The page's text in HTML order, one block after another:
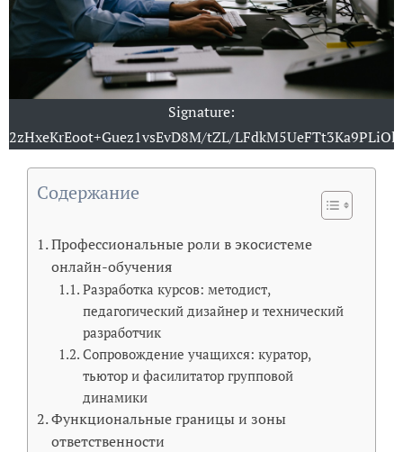
Signature:
2zHxeKrEoot+Guez1vsEvD8M/tZL/
Содержание
Профессиональные роли в экосистеме
онлайн-обучения
Разработка курсов: методист,
педагогический дизайнер и технический
разработчик
Сопровождение учащихся: куратор,
тьютор и фасилитатор групповой
динамики
Функциональные границы и зоны
ответственности